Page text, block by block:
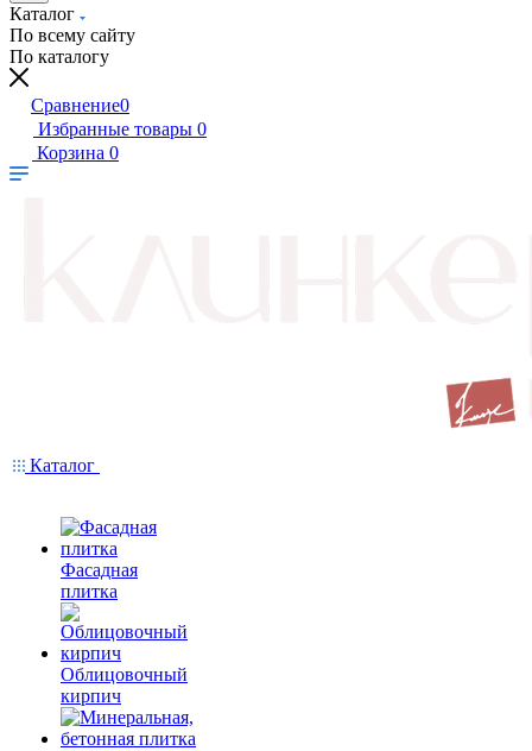
Каталог
По всему сайту
По каталогу
Сравнение0
Избранные товары 0
Корзина 0
Каталог
Фасадная
плитка
Облицовочный
кирпич